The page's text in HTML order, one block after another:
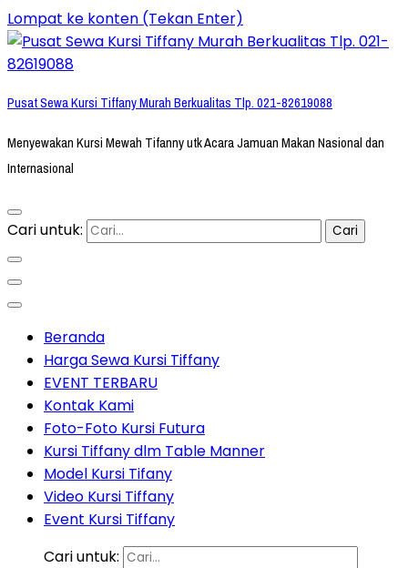
Lompat ke konten (Tekan Enter)
Pusat Sewa Kursi Tiffany Murah Berkualitas Tlp. 021-82619088
Menyewakan Kursi Mewah Tifanny utk Acara Jamuan Makan Nasional dan
Internasional
Cari untuk:
Beranda
Harga Sewa Kursi Tiffany
EVENT TERBARU
Kontak Kami
Foto-Foto Kursi Futura
Kursi Tiffany dlm Table Manner
Model Kursi Tifany
Video Kursi Tiffany
Event Kursi Tiffany
Cari untuk: